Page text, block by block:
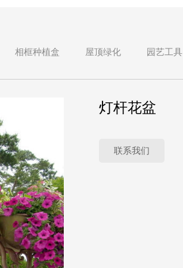
相框种植盒 屋顶绿化 园艺工具
灯杆花盆
联系我们